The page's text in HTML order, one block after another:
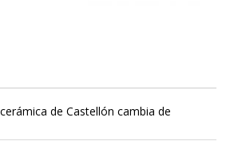
de Castellón cambia de